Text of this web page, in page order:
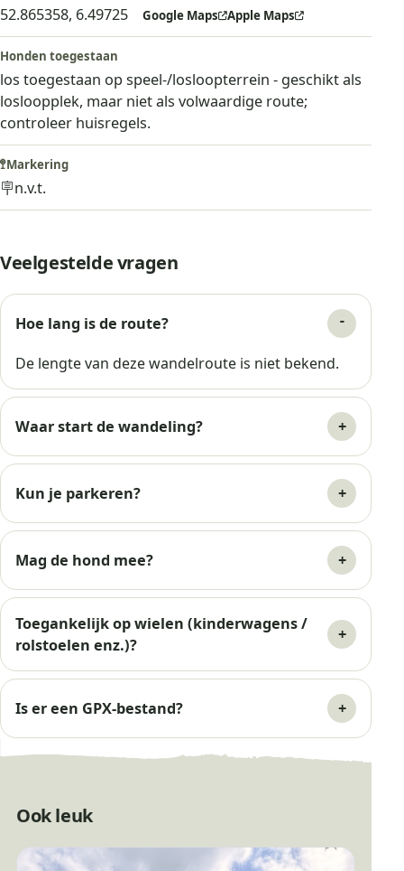
Veelgestelde vragen
Hoe lang is de route?
De lengte van deze wandelroute is niet bekend.
Waar start de wandeling?
Kun je parkeren?
Mag de hond mee?
Toegankelijk op wielen (kinderwagens /
rolstoelen enz.)?
Is er een GPX-bestand?
52.865358, 6.49725 Google Maps Apple Maps
Honden toegestaan
los toegestaan op speel-/losloopterrein - geschikt als
losloopplek, maar niet als volwaardige route;
controleer huisregels.
🚏Markering
🪧n.v.t.
Ook leuk